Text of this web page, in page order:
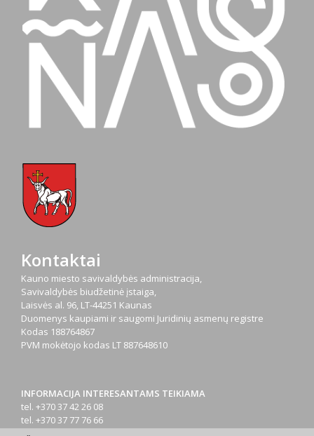
Kontaktai
Kauno miesto savivaldybės administracija,
Savivaldybės biudžetinė įstaiga,
Laisvės al. 96, LT-44251 Kaunas
Duomenys kaupiami ir saugomi Juridinių asmenų registre
Kodas 188764867
PVM mokėtojo kodas LT 887648610
INFORMACIJA INTERESANTAMS TEIKIAMA
tel. +370 37 42 26 08
tel. +370 37 77 76 66
tel. +370 660 07000